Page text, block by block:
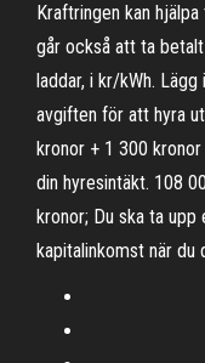
Kraftringen kan
går också att ta
laddar, i kr/kWh.
avgiften för att hyra
kronor + 1 300
din hyresintäkt. 108
kronor; Du ska ta
kapitalinkomst när du